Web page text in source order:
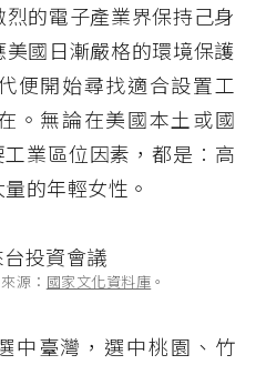
的電子產業界保持己身
國日漸嚴格的環境保護
便開始尋找適合設置工
。無論在美國本土或國
業區位因素，都是︰高
的年輕女性。
源： 國家文化資料庫 。
中臺灣，選中桃園、竹